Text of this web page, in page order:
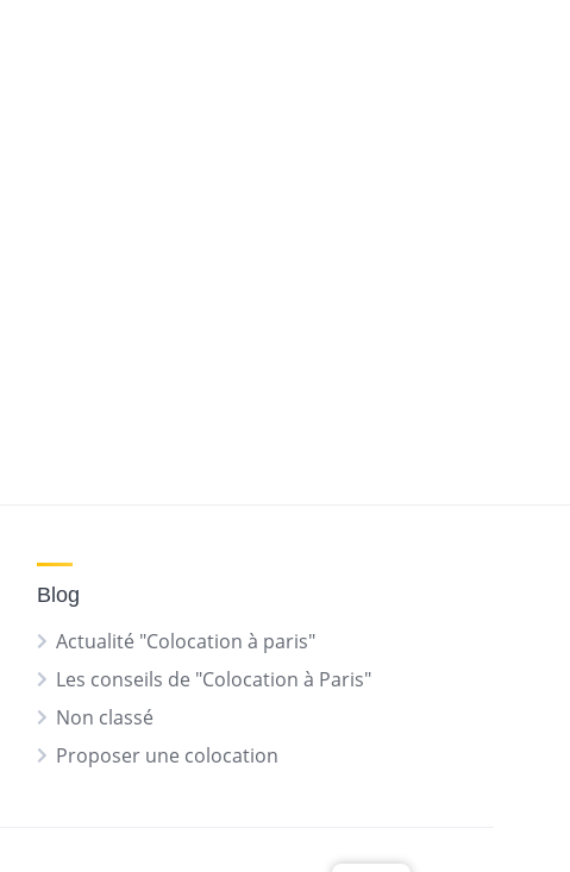
Blog
Actualité "Colocation à paris"
Les conseils de "Colocation à Paris"
Non classé
Proposer une colocation